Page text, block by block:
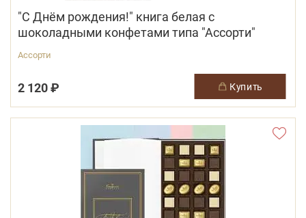
"С Днём рождения!" книга белая с
шоколадными конфетами типа "Ассорти"
Ассорти
2 120 ₽ купить